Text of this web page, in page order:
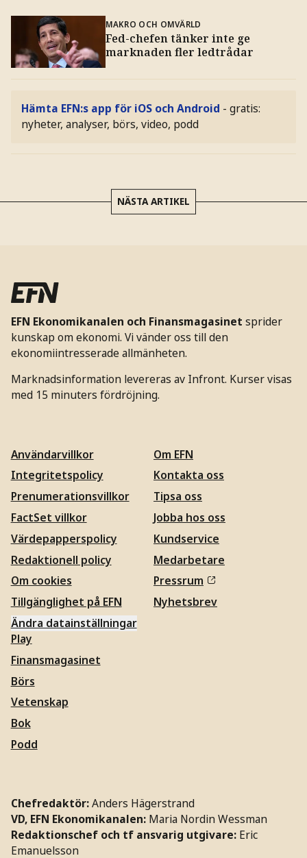
MAKRO OCH OMVÄRLD
Fed-chefen tänker inte ge
marknaden fler ledtrådar
Hämta EFN:s app för iOS och Android - gratis:
nyheter, analyser, börs, video, podd
NÄSTA ARTIKEL
EFN Ekonomikanalen och Finansmagasinet sprider
kunskap om ekonomi. Vi vänder oss till den
ekonomiintresserade allmänheten.
Marknadsinformation levereras av Infront. Kurser visas
med 15 minuters fördröjning.
Användarvillkor
Integritetspolicy
Prenumerationsvillkor
FactSet villkor
Värdepapperspolicy
Redaktionell policy
Om cookies
Tillgänglighet på EFN
Ändra datainställningar
Om EFN
Kontakta oss
Tipsa oss
Jobba hos oss
Kundservice
Medarbetare
Pressrum
Nyhetsbrev
Play
Finansmagasinet
Börs
Vetenskap
Bok
Podd
Chefredaktör:Anders Hägerstrand
VD, EFN Ekonomikanalen: Maria Nordin Wessman
Redaktionschef och tf ansvarig utgivare: Eric
Emanuelsson